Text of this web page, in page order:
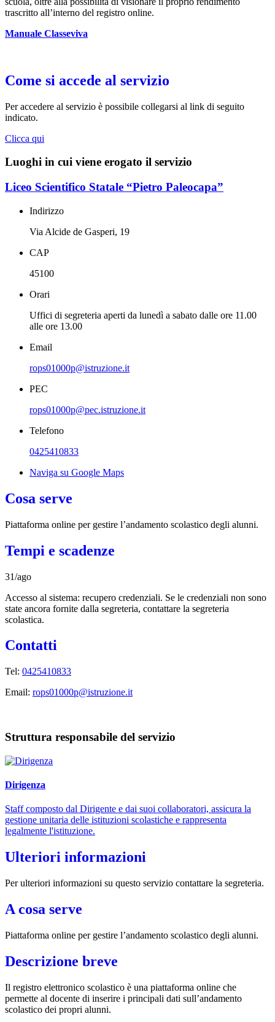
trascritto all’interno del registro online.
Manuale Classeviva
Come si accede al servizio
Per accedere al servizio è possibile collegarsi al link di seguito
indicato.
Clicca qui
Luoghi in cui viene erogato il servizio
Liceo Scientifico Statale “Pietro Paleocapa”
Indirizzo
Via Alcide de Gasperi, 19
CAP
45100
Orari
Uffici di segreteria aperti da lunedì a sabato dalle ore 11.00
alle ore 13.00
Email
rops01000p@istruzione.it
PEC
rops01000p@pec.istruzione.it
Telefono
0425410833
Naviga su Google Maps
Cosa serve
Piattaforma online per gestire l’andamento scolastico degli alunni.
Tempi e scadenze
31/ago
Accesso al sistema: recupero credenziali. Se le credenziali non sono
state ancora fornite dalla segreteria, contattare la segreteria
scolastica.
Contatti
Tel: 0425410833
Email: rops01000p@istruzione.it
Struttura responsabile del servizio
Dirigenza
Staff composto dal Dirigente e dai suoi collaboratori, assicura la
gestione unitaria delle istituzioni scolastiche e rappresenta
legalmente l'istituzione.
Ulteriori informazioni
Per ulteriori informazioni su questo servizio contattare la segreteria.
A cosa serve
Piattaforma online per gestire l’andamento scolastico degli alunni.
Descrizione breve
Il registro elettronico scolastico è una piattaforma online che
permette al docente di inserire i principali dati sull’andamento
scolastico dei propri alunni.